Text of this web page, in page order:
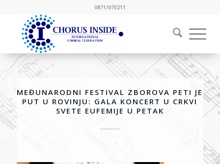
0871/070211
MEĐUNARODNI FESTIVAL ZBOROVA PETI JE
PUT U ROVINJU: GALA KONCERT U CRKVI
SVETE EUFEMIJE U PETAK